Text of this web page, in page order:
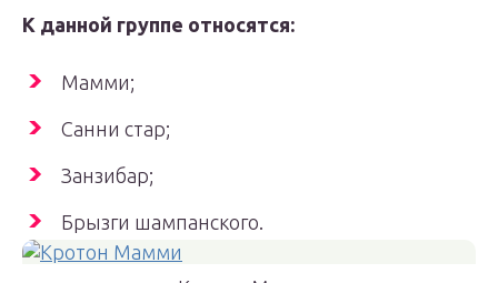
К данной группе относятся:
Мамми;
Санни стар;
Занзибар;
Брызги шампанского.